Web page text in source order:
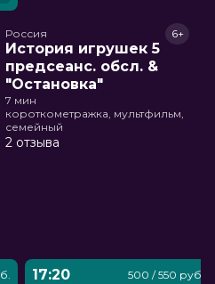
Россия
История игрушек 5
предсеанс. обсл. &
"Остановка"
6+
7 мин
короткометражка, мультфильм,
семейный
2 отзыва
17:20 500 / 550 руб.